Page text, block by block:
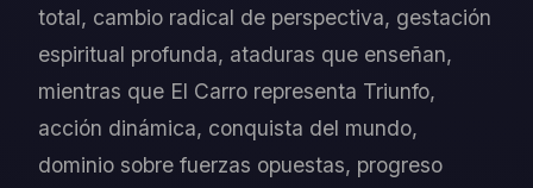
total, cambio radical de perspectiva, gestación
espiritual profunda, ataduras que enseñan,
mientras que El Carro representa Triunfo,
acción dinámica, conquista del mundo,
dominio sobre fuerzas opuestas, progreso